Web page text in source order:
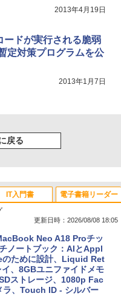
2013年4月19日
ードが実行される脆弱
定対策プログラムを公
2013年1月7日
戻る
更新日時：2026/08/08 18:05
Neo A18 Proチッ
ノートブック：AIとAppl
ために設計、Liquid Ret
、8GBユニファイドメモ
ストレージ、1080p Fac
ラ、Touch ID - シルバー
IT入門書 電子書籍リーダー